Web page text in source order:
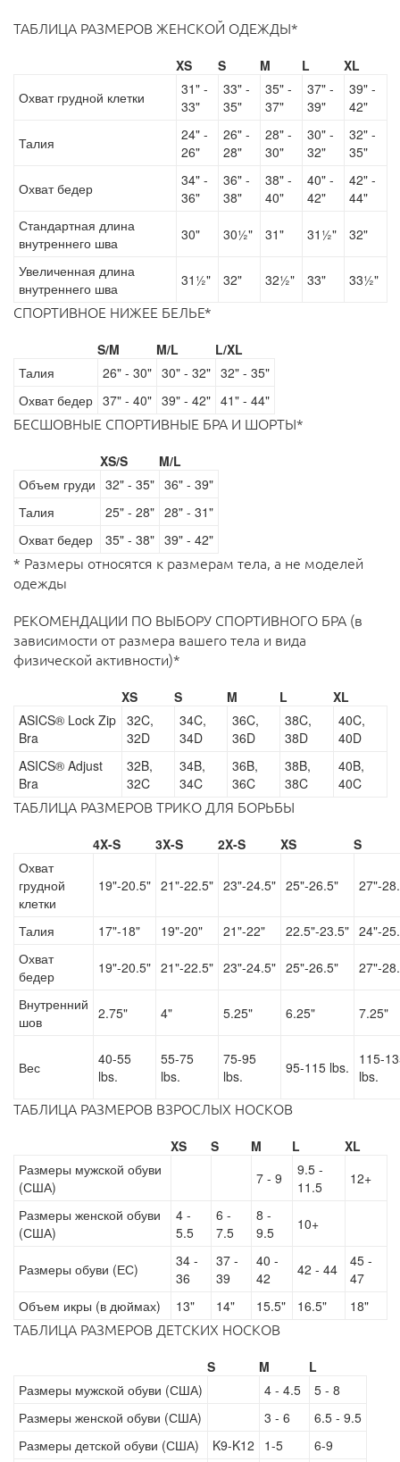
ТАБЛИЦА РАЗМЕРОВ ЖЕНСКОЙ ОДЕЖДЫ*
XS S M L
XL
Охват грудной клетки
31" -
33"
33" -
35"
35" -
37"
37" -
39"
39" -
42"
Талия
24" -
26"
26" -
28"
28" -
30"
30" -
32"
32" -
35"
Охват бедер
34" -
36"
36" -
38"
38" -
40"
40" -
42"
42" -
44"
Стандартная длина
внутреннего шва
30" 30½" 31" 31½" 32"
Увеличенная длина
внутреннего шва
31½" 32" 32½" 33" 33½"
СПОРТИВНОЕ НИЖЕЕ БЕЛЬЕ*
S/M M/L
L/XL
Талия
26" - 30" 30" - 32" 32" - 35"
Охват бедер 37" - 40" 39" - 42" 41" - 44"
БЕСШОВНЫЕ СПОРТИВНЫЕ БРА И ШОРТЫ*
XS/S
M/L
Объем груди 32" - 35" 36" - 39"
Талия
25" - 28" 28" - 31"
Охват бедер
35" - 38" 39" - 42"
* Размеры относятся к размерам тела, а не моделей
одежды
РЕКОМЕНДАЦИИ ПО ВЫБОРУ СПОРТИВНОГО БРА (в
зависимости от размера вашего тела и вида
физической активности)*
XS S M L
XL
ASICS® Lock Zip
Bra
32C,
32D
34C,
34D
36C,
36D
38C,
38D
40C,
40D
ASICS® Adjust
Bra
32B,
32C
34B,
34C
36B,
36C
38B,
38C
40B,
40C
ТАБЛИЦА РАЗМЕРОВ ТРИКО ДЛЯ БОРЬБЫ
4X-S 3X-S 2X-S XS
S
Охват
грудной
клетки
19"-20.5" 21"-22.5" 23"-24.5" 25"-26.5" 27"-
Талия 17"-18" 19"-20" 21"-22" 22.5"-23.5" 24"-
Охват
бедер
19"-20.5" 21"-22.5" 23"-24.5" 25"-26.5" 27"-
Внутренний
шов
2.75" 4" 5.25" 6.25" 7.25"
Вес
40-55
lbs.
55-75
lbs.
75-95
lbs.
95-115 lbs.
115-
lbs.
ТАБЛИЦА РАЗМЕРОВ ВЗРОСЛЫХ НОСКОВ
XS S M L
XL
Размеры мужской обуви
(США)
7 - 9
9.5 -
11.5
12+
Размеры женской обуви
(США)
4 -
5.5
6 -
7.5
8 -
9.5
10+
Размеры обуви (ЕС)
34 -
36
37 -
39
40 -
42
42 - 44
45 -
47
Объем икры (в дюймах)
13" 14" 15.5" 16.5" 18"
ТАБЛИЦА РАЗМЕРОВ ДЕТСКИХ НОСКОВ
S M
L
Размеры мужской обуви (США)
4 - 4.5
5 - 8
Размеры женской обуви (США)
3 - 6
6.5 - 9.5
Размеры детской обуви (США)
K9-K12 1-5 6-9